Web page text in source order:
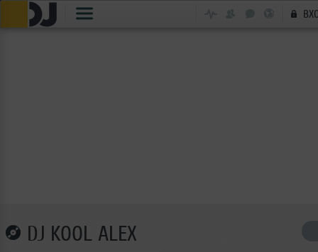
DJ KOOL ALEX